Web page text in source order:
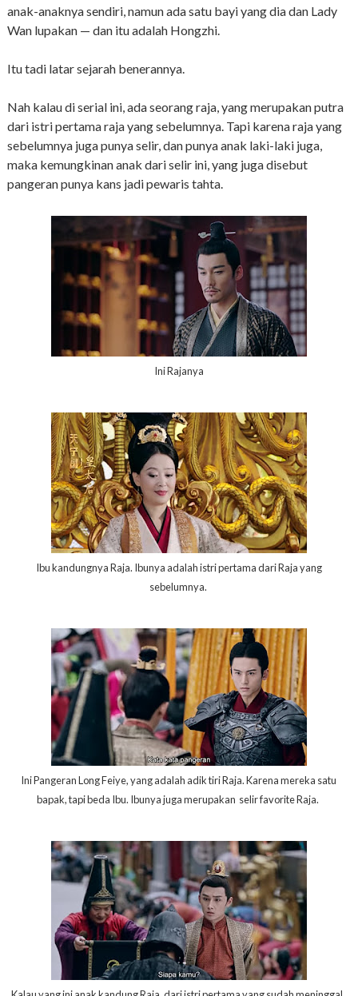
anak-anaknya sendiri, namun ada satu bayi yang dia dan Lady
Wan lupakan — dan itu adalah Hongzhi.
Itu tadi latar sejarah benerannya.
Nah kalau di serial ini, ada seorang raja, yang merupakan putra
dari istri pertama raja yang sebelumnya. Tapi karena raja yang
sebelumnya juga punya selir, dan punya anak laki-laki juga,
maka kemungkinan anak dari selir ini, yang juga disebut
pangeran punya kans jadi pewaris tahta.
Ini Rajanya
Ibu kandungnya Raja. Ibunya adalah istri pertama dari Raja yang
sebelumnya.
Ini Pangeran Long Feiye, yang adalah adik tiri Raja. Karena mereka satu
bapak, tapi beda Ibu. Ibunya juga merupakan selir favorite Raja.